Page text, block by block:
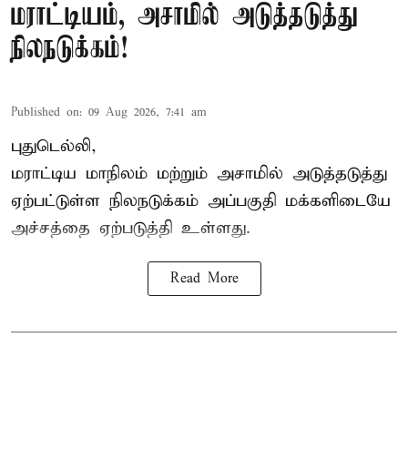
மராட்டியம், அசாமில் அடுத்தடுத்து
நிலநடுக்கம்!
Published on: 09 Aug 2026, 7:41 am
புதுடெல்லி,
மராட்டிய மாநிலம் மற்றும் அசாமில் அடுத்தடுத்து
ஏற்பட்டுள்ள நிலநடுக்கம் அப்பகுதி மக்களிடையே
அச்சத்தை ஏற்படுத்தி உள்ளது.
Read More